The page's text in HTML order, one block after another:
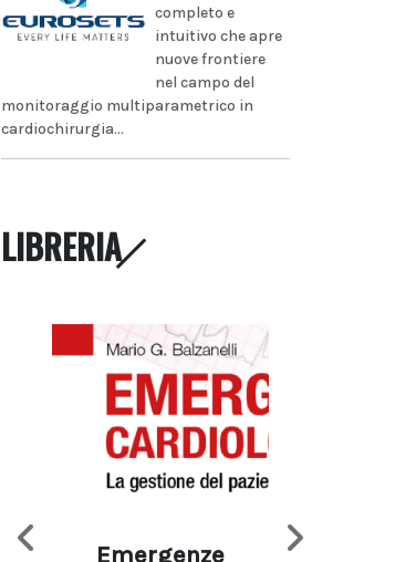
completo e
intuitivo che apre
nuove frontiere
nel campo del
monitoraggio multiparametrico in
cardiochirurgia...
LIBRERIA
Emergenze